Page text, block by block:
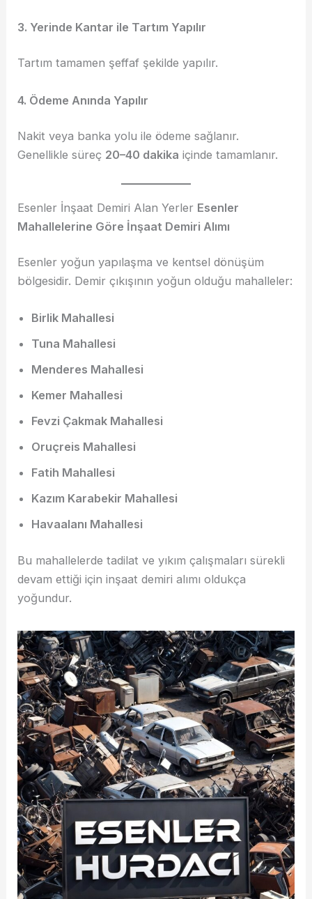
3. Yerinde Kantar ile Tartım Yapılır
Tartım tamamen şeffaf şekilde yapılır.
4. Ödeme Anında Yapılır
Nakit veya banka yolu ile ödeme sağlanır.
Genellikle süreç 20–40 dakika içinde tamamlanır.
Esenler İnşaat Demiri Alan Yerler Esenler
Mahallelerine Göre İnşaat Demiri Alımı
Esenler yoğun yapılaşma ve kentsel dönüşüm
bölgesidir. Demir çıkışının yoğun olduğu mahalleler:
Birlik Mahallesi
Tuna Mahallesi
Menderes Mahallesi
Kemer Mahallesi
Fevzi Çakmak Mahallesi
Oruçreis Mahallesi
Fatih Mahallesi
Kazım Karabekir Mahallesi
Havaalanı Mahallesi
Bu mahallelerde tadilat ve yıkım çalışmaları sürekli
devam ettiği için inşaat demiri alımı oldukça
yoğundur.